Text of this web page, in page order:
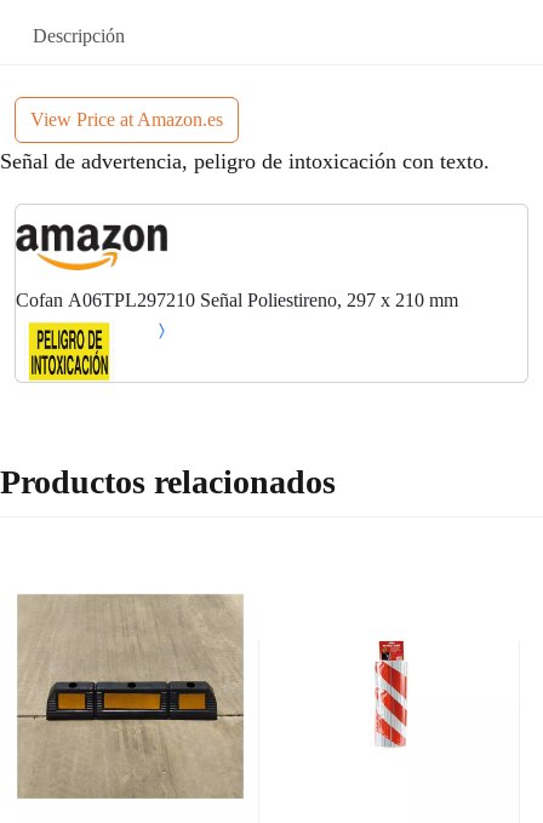
Descripción
View Price at Amazon.es
Señal de advertencia, peligro de intoxicación con texto.
Cofan A06TPL297210 Señal Poliestireno, 297 x 210 mm
Productos relacionados